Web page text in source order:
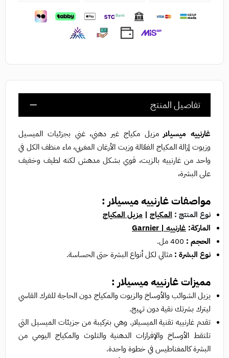
تفاصيل المنتج
غارنييه ميسيلار مزيل مكياج غير دهني، غني بجزئيات الميسيل
وزيوت إزالة المكياج الفعّالة وزيت الأرغان المغربي، ماء منظف الكل في
واحد من غارنييه بالزيت، قوي بشكل مدهش لكنه لطيف وخفيف
على البشرة،
مواصفات غارنييه ميسيلار :
نوع المنتج : المكياج | مزيل المكياج
الماركة: غارنييه | Garnier
الحجم :
نوع البشرة : مثالي لكل أنواع البشرة حتى الحساسة.
مميزات غارنييه ميسيلار :
يزيل الشوائب والأوساخ والزيوت والمكياج دون الحاجة للفرك القاسي
ليترك بشرتك نقية دون تهيج.
تقدم غارنييه تقنية الميسيلار. وهي بتركيبة من جزيئات الميسيل التي
تلتقط الأوساخ والإفرازات الدهنية والتلوث والمكياج اليومي من
البشرة كالمغناطيس في خطوة واحدة.